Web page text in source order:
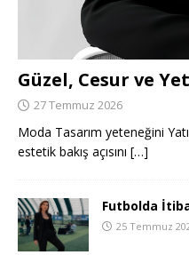
Güzel, Cesur ve
27 Temmuz 2026
Moda Tasarım yeteneğini
estetik bakış açısını […]
Futbolda
25 Temmuz